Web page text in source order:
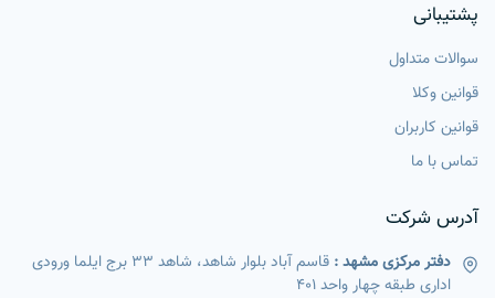
پشتیبانی
سوالات متداول
قوانین وکلا
قوانین کاربران
تماس با ما
آدرس شرکت
دفتر مرکزی مشهد :
قاسم آباد بلوار شاهد، شاهد 33 برج ایلما ورودی
اداری طبقه چهار واحد 401